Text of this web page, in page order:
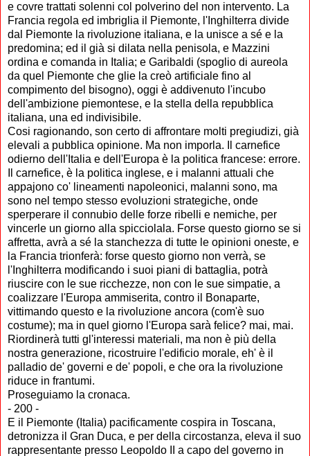
e covre trattati solenni col polverino del non intervento. La
Francia regola ed imbriglia il Piemonte, l'Inghilterra divide
dal Piemonte la rivoluzione italiana, e la unisce a sé e la
predomina; ed il già si dilata nella penisola, e Mazzini
ordina e comanda in Italia; e Garibaldi (spoglio di aureola
da quel Piemonte che glie la creò artificiale fino al
compimento del bisogno), oggi è addivenuto l'incubo
dell'ambizione piemontese, e la stella della repubblica
italiana, una ed indivisibile.
Cosi ragionando, son certo di affrontare molti pregiudizi, già
elevali a pubblica opinione. Ma non imporla. Il carnefice
odierno dell'Italia e dell'Europa è la politica francese: errore.
Il carnefice, è la politica inglese, e i malanni attuali che
appajono co' lineamenti napoleonici, malanni sono, ma
sono nel tempo stesso evoluzioni strategiche, onde
sperperare il connubio delle forze ribelli e nemiche, per
vincerle un giorno alla spicciolala. Forse questo giorno se si
affretta, avrà a sé la stanchezza di tutte le opinioni oneste, e
la Francia trionferà: forse questo giorno non verrà, se
l'Inghilterra modificando i suoi piani di battaglia, potrà
riuscire con le sue ricchezze, non con le sue simpatie, a
coalizzare l'Europa ammiserita, contro il Bonaparte,
vittimando questo e la rivoluzione ancora (com'è suo
costume); ma in quel giorno l'Europa sarà felice? mai, mai.
Riordinerà tutti gl'interessi materiali, ma non è più della
nostra generazione, ricostruire l'edificio morale, eh' è il
palladio de' governi e de' popoli, e che ora la rivoluzione
riduce in frantumi.
Proseguiamo la cronaca.
- 200 -
E il Piemonte (Italia) pacificamente cospira in Toscana,
detronizza il Gran Duca, e per della circostanza, eleva il suo
rappresentante presso Leopoldo II a capo del governo in